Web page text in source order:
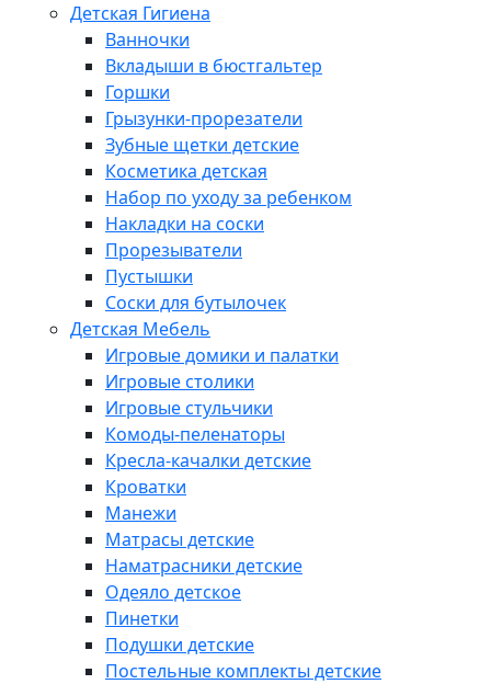
Детская Гигиена
Ванночки
Вкладыши в бюстгальтер
Горшки
Грызунки-прорезатели
Зубные щетки детские
Косметика детская
Набор по уходу за ребенком
Накладки на соски
Прорезыватели
Пустышки
Соски для бутылочек
Детская Мебель
Игровые домики и палатки
Игровые столики
Игровые стульчики
Комоды-пеленаторы
Кресла-качалки детские
Кроватки
Манежи
Матрасы детские
Наматрасники детские
Одеяло детское
Пинетки
Подушки детские
Постельные комплекты детские